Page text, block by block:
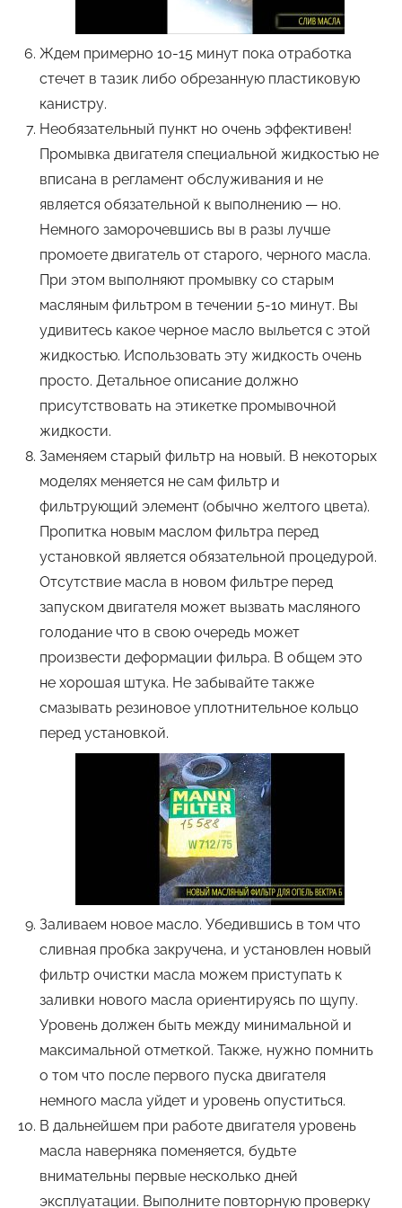
Ждем примерно 10-15 минут пока отработка
стечет в тазик либо обрезанную пластиковую
канистру.
Необязательный пункт но очень эффективен!
Промывка двигателя специальной жидкостью не
вписана в регламент обслуживания и не
является обязательной к выполнению — но.
Немного заморочевшись вы в разы лучше
промоете двигатель от старого, черного масла.
При этом выполняют промывку со старым
масляным фильтром в течении 5-10 минут. Вы
удивитесь какое черное масло выльется с этой
жидкостью. Использовать эту жидкость очень
просто. Детальное описание должно
присутствовать на этикетке промывочной
жидкости.
Заменяем старый фильтр на новый. В некоторых
моделях меняется не сам фильтр и
фильтрующий элемент (обычно желтого цвета).
Пропитка новым маслом фильтра перед
установкой является обязательной процедурой.
Отсутствие масла в новом фильтре перед
запуском двигателя может вызвать масляного
голодание что в свою очередь может
произвести деформации фильра. В общем это
не хорошая штука. Не забывайте также
смазывать резиновое уплотнительное кольцо
перед установкой.
Заливаем новое масло. Убедившись в том что
сливная пробка закручена, и установлен новый
фильтр очистки масла можем приступать к
заливки нового масла ориентируясь по щупу.
Уровень должен быть между минимальной и
максимальной отметкой. Также, нужно помнить
о том что после первого пуска двигателя
немного масла уйдет и уровень опуститься.
В дальнейшем при работе двигателя уровень
масла наверняка поменяется, будьте
внимательны первые несколько дней
эксплуатации. Выполните повторную проверку